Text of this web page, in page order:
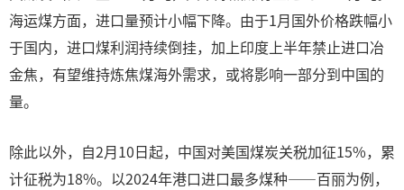
海运煤方面，进口量预计小幅下降。由于1月国外价格跌幅小
于国内，进口煤利润持续倒挂，加上印度上半年禁止进口冶
金焦，有望维持炼焦煤海外需求，或将影响一部分到中国的
量。
除此以外，自2月10日起，中国对美国煤炭关税加征15%，累
计征税为18%。以2024年港口进口最多煤种——百丽为例，